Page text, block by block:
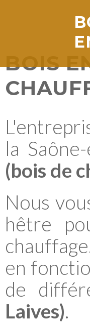
BOIS
la
(bois de
Nous
hêtre
en
de
Laives).